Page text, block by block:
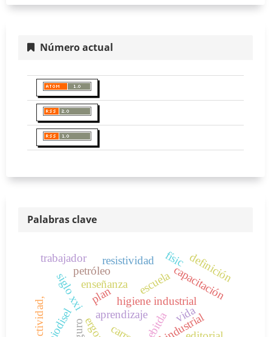
Número actual
Palabras clave
enseñanza escuela
vida
aprendizaje
capacitación
higiene industrial
plan
siglo xxi
ebitda
petróleo
biodisel
resistividad
trabajador físic definición